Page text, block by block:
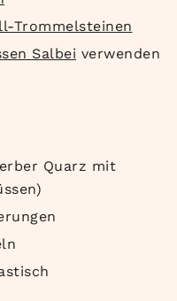
Trommelsteinen
Salbei verwenden
Quarz mit